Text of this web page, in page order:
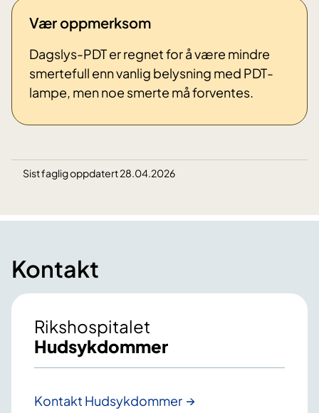
Vær oppmerksom
Dagslys-PDT er regnet for å være mindre
smertefull enn vanlig belysning med PDT-
lampe, men noe smerte må forventes.
Sist faglig oppdatert 28.04.2026
Kontakt
Rikshospitalet
Hudsykdommer
Kontakt Hudsykdommer